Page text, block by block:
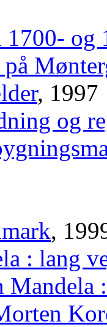
og
, 1997
og
,
: lang
Mandela